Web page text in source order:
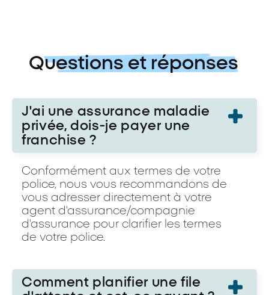
Questions et réponses
J'ai une assurance maladie
privée, dois-je payer une
franchise ?
Conformément aux termes de votre
police, nous vous recommandons de
vous adresser directement à votre
agent d'assurance/compagnie
d'assurance pour clarifier les termes
de votre police.
Comment planifier une file